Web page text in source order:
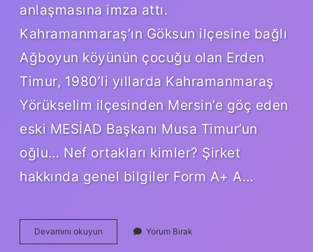
anlaşmasına imza attı.
Kahramanmaraş’ın Göksun ilçesine bağlı
Ağboyun köyünün çocuğu olan Erden
Timur, 1980’li yıllarda Kahramanmaraş
Yörükselim ilçesinden Mersin’e göç eden
eski MESİAD Başkanı Musa Timur’un
oğlu… Nef ortakları kimler? Şirket
hakkında genel bilgiler Form A+ A…
Devamını okuyun
Kim
Yorum Bırak